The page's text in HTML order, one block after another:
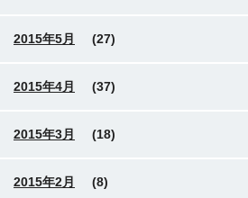
2015年5月 (27)
2015年4月 (37)
2015年3月 (18)
2015年2月 (8)